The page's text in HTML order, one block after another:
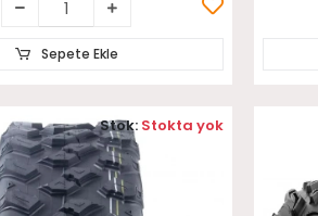
Sepete Ekle
Stok: Stokta yok